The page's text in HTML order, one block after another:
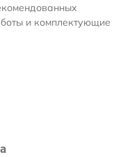
и комплектующие